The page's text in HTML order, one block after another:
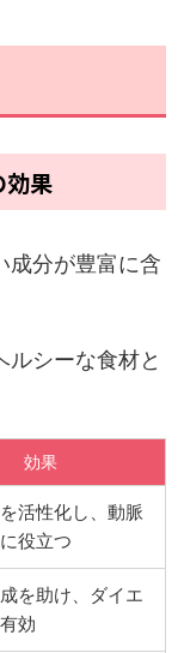
効果
成分が豊富に含
ルシーな食材と
効果
活性化し、動脈
役立つ
を助け、ダイエ
効